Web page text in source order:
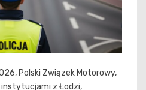
Polski Związek Motorowy,
instytucjami z Łodzi,